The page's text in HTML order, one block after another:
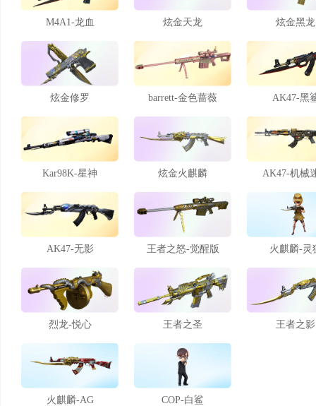
M4A1-龙血 炫金天龙 炫金黑龙
炫金修罗 barrett-金色蔷薇 AK47-黑
Kar98K-星神 炫金火麒麟 AK47-机械
AK47-无影 王者之怒-觉醒版 火麒麟-灵
烈龙-悦心 王者之圣 王者之影
火麒麟-AG COP-白鲨